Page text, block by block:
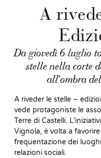
A
Da giovedì 6 luglio
stelle nella corte
all'ombra
A riveder le stelle –
vede protagoniste le
Terre di Castelli.
Vignola, è volta a
frequentazione dei
relazioni sociali.